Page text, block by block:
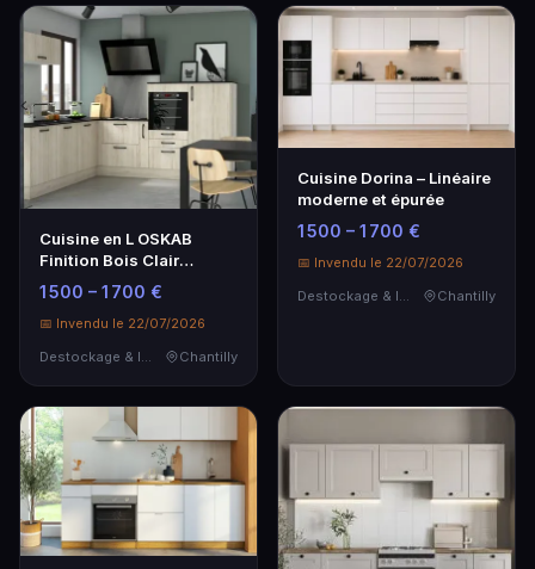
Cuisine en L OSKAB
Finition Bois Clair
Structuré
1 500 – 1 700 €
📅 Invendu le 22/07/2026
Destockage & Invendus
Chantilly
Cuisine Dorina – Linéaire
moderne et épurée
1 500 – 1 700 €
📅 Invendu le 22/07/2026
Destockage & Invendus
Chantilly